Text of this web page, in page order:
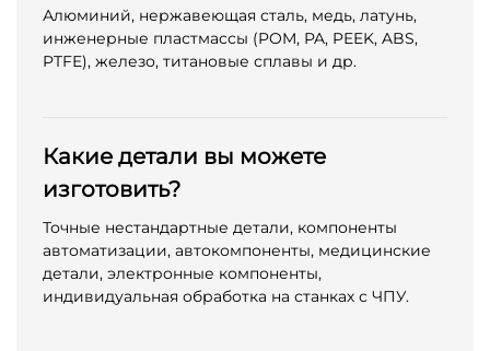
Алюминий, нержавеющая сталь, медь, латунь,
инженерные пластмассы (POM, PA, PEEK, ABS,
PTFE), железо, титановые сплавы и др.
Какие детали вы можете
изготовить?
Точные нестандартные детали, компоненты
автоматизации, автокомпоненты, медицинские
детали, электронные компоненты,
индивидуальная обработка на станках с ЧПУ.